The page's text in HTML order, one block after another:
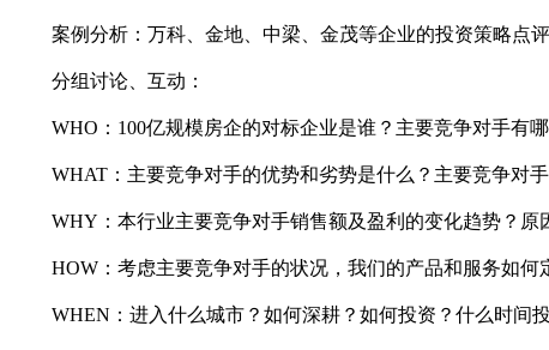
案例分析：万科、金地、中梁、金茂等企业的投资策略点评
分组讨论、互动：
WHO：100亿规模房企的对标企业是谁？主要竞争对手有哪
WHAT：主要竞争对手的优势和劣势是什么？主要竞争对手
WHY：本行业主要竞争对手销售额及盈利的变化趋势？原
HOW：考虑主要竞争对手的状况，我们的产品和服务如何
WHEN：进入什么城市？如何深耕？如何投资？什么时间投